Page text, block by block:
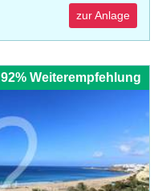
zur Anlage
92% Weiterempfehlung